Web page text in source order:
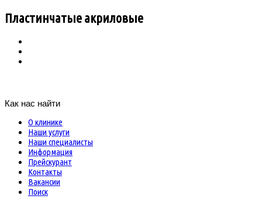
Пластинчатые акриловые
Как нас найти
О клинике
Наши услуги
Наши специалисты
Информация
Прейскурант
Контакты
Вакансии
Поиск